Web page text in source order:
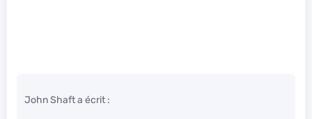
John Shaft a écrit :